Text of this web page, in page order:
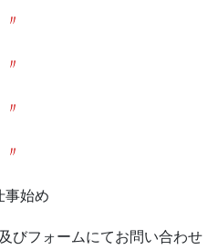
始め
びフォームにてお問い合わせ